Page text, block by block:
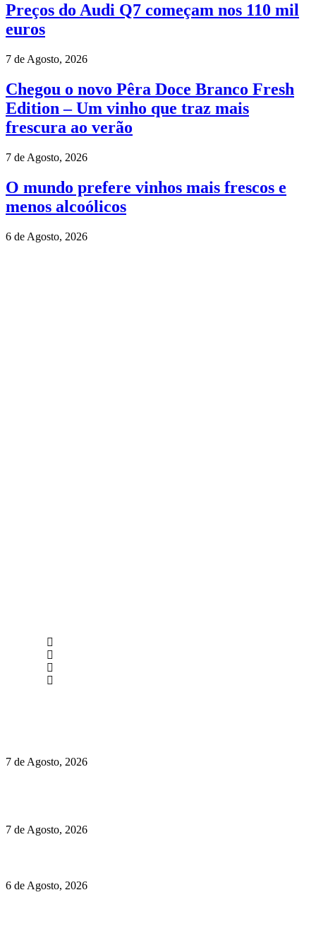
Preços do Audi Q7 começam nos 110 mil
euros
7 de Agosto, 2026
Chegou o novo Pêra Doce Branco Fresh
Edition – Um vinho que traz mais
frescura ao verão
7 de Agosto, 2026
O mundo prefere vinhos mais frescos e
menos alcoólicos
6 de Agosto, 2026
7 de Agosto, 2026
7 de Agosto, 2026
6 de Agosto, 2026